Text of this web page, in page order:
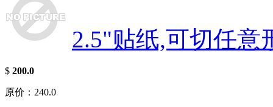
2.5"贴纸,可切任意
$ 200.0
原价：240.0